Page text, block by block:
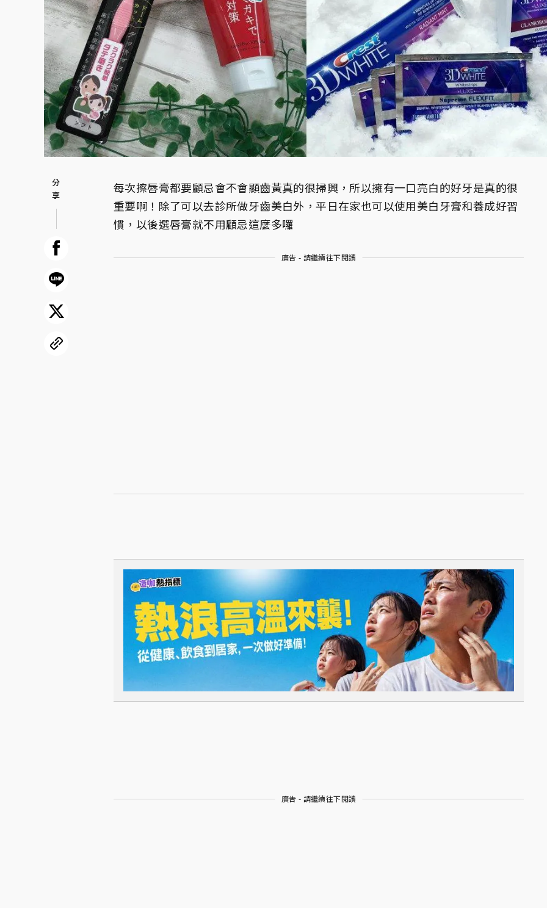
每次擦唇膏都要顧忌會不會顯齒黃真的很掃興，所以擁有一口亮白的好牙是真的很
重要啊！除了可以去診所做牙齒美白外，平日在家也可以使用美白牙膏和養成好習
慣，以後選唇膏就不用顧忌這麼多囉
廣告 - 請繼續往下閱讀
廣告 - 請繼續往下閱讀